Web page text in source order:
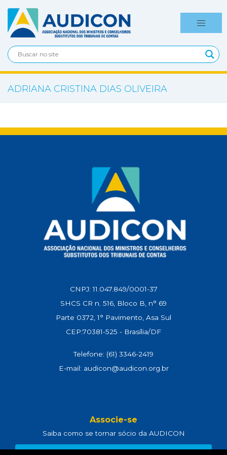
ADRIANA CRISTINA DIAS OLIVEIRA
CNPJ: 11.047.849/0001-37
SHCS CR n. 516, Bloco B, n° 69
Parte 0372, 1° Pavimento, Asa Sul
CEP:70381-525 - Brasília/DF
Telefone: (61) 3346-2419
E-mail: audicon@audicon.org.br
Associe-se
Saiba como se tornar sócio da AUDICON